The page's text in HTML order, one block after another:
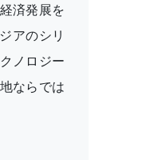
済発展を
アのシリ
ノロジー
ならでは